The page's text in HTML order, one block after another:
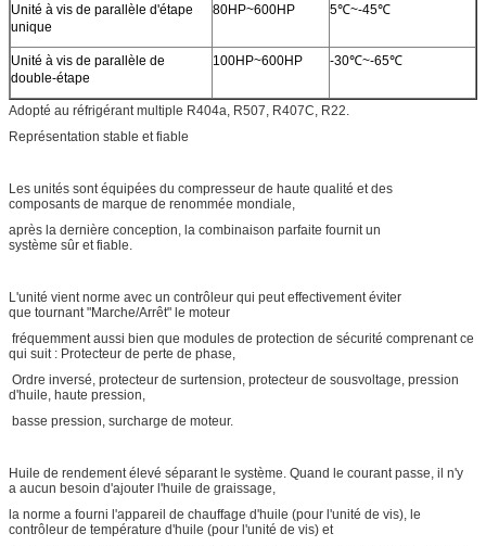
Unité à vis de parallèle d'étape
unique
80HP~600HP 5℃~-45℃
Unité à vis de parallèle de
double-étape
100HP~600HP -30℃~-65℃
Adopté au réfrigérant multiple R404a, R507, R407C, R22.
Représentation stable et fiable
Les unités sont équipées du compresseur de haute qualité et des
composants de marque de renommée mondiale,
après la dernière conception, la combinaison parfaite fournit un
système sûr et fiable.
L'unité vient norme avec un contrôleur qui peut effectivement éviter
que tournant "Marche/Arrêt" le moteur
fréquemment aussi bien que modules de protection de sécurité comprenant ce
qui suit : Protecteur de perte de phase,
Ordre inversé, protecteur de surtension, protecteur de sousvoltage, pression
d'huile, haute pression,
basse pression, surcharge de moteur.
Huile de rendement élevé séparant le système. Quand le courant passe, il n'y
a aucun besoin d'ajouter l'huile de graissage,
la norme a fourni l'appareil de chauffage d'huile (pour l'unité de vis), le
contrôleur de température d'huile (pour l'unité de vis) et